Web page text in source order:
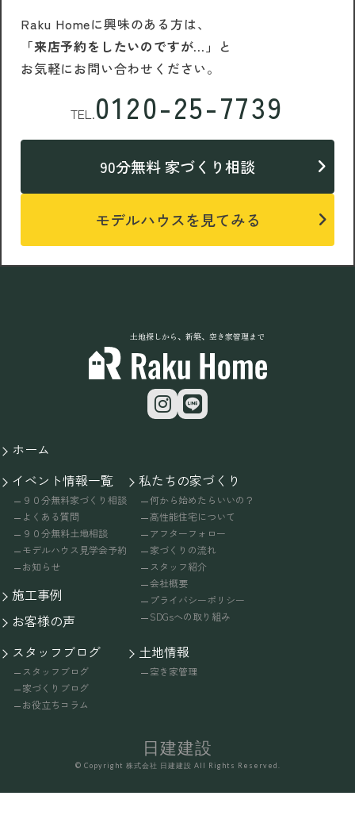
Raku Homeに興味のある方は、
「来店予約をしたいのですが…」 と
お気軽にお問い合わせください。
TEL.0120-25-7739
90分無料 家づくり相談
モデルハウスを見てみる
土地探しから、新築、空き家管理まで
ホーム
イベント情報一覧
９０分無料家づくり相談
よくある質問
９０分無料土地相談
モデルハウス見学会予約
お知らせ
施工事例
お客様の声
私たちの家づくり
何から始めたらいいの？
高性能住宅について
アフターフォロー
家づくりの流れ
スタッフ紹介
会社概要
プライバシーポリシー
SDGsへの取り組み
スタッフブログ
スタッフブログ
家づくりブログ
お役立ちコラム
土地情報
空き家管理
日建建設
© Copyright 株式会社 日建建設 All Rights Reserved.